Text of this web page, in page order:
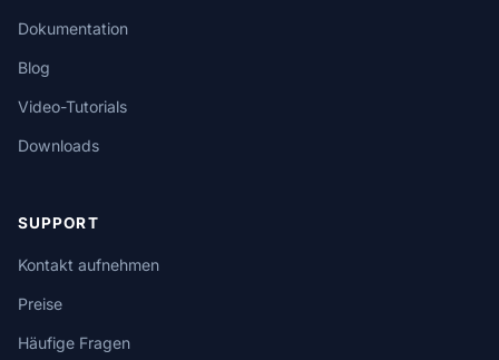
Dokumentation
Blog
Video-Tutorials
Downloads
SUPPORT
Kontakt aufnehmen
Preise
Häufige Fragen